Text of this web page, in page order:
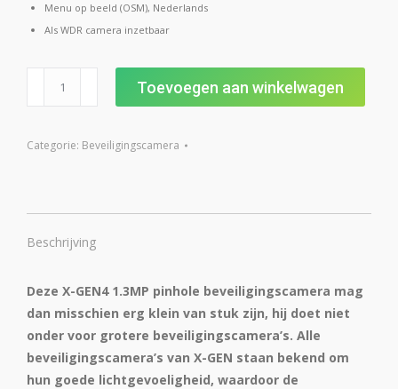
Menu op beeld (OSM), Nederlands
Als WDR camera inzetbaar
MP
aantal
Toevoegen aan winkelwagen
Categorie: Beveiligingscamera
Beschrijving
Deze X-GEN4 1.3MP pinhole beveiligingscamera mag
dan misschien erg klein van stuk zijn, hij doet niet
onder voor grotere beveiligingscamera’s. Alle
beveiligingscamera’s van X-GEN staan bekend om
hun goede lichtgevoeligheid, waardoor de